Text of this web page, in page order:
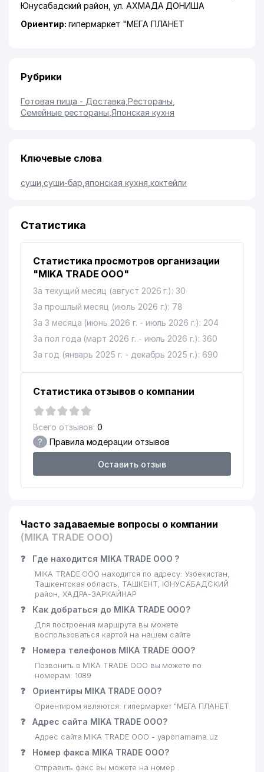
Юнусабадский район ,ул. АХМАДА ДОНИША
Ориентир: гипермаркет "МЕГА ПЛАНЕТ
Рубрики
Готовая пища - Доставка Рестораны
Семейные рестораны ,Японская кухня
Ключевые слова
суши суши-бар ,японская кухня коктейли
Статистика
Статистика просмотров организации
"MIKA TRADE ООО"
За текущий месяц (август 2026 г.): 30
За прошлый месяц (июль 2026 г.): 78
За 3 месяца (июнь 2026 г. - июль 2026 г.): 204
За пол года (март 2026 г. - июль 2026 г.): 360
За год (январь 2025 г. - декабрь 2025 г.): 690
Статистика отзывов о компании
Всего отзывов: 0
? Правила модерации отзывов
Оставить отзыв
Часто задаваемые вопросы о компании
(MIKA TRADE ООО)
❓ Где находится MIKA TRADE ООО ?
MIKA TRADE ООО находится по адресу: Узбекистан,
Ташкентская область, ТАШКЕНТ, ЮНУСАБАДСКИЙ
район, ХАДРА-ЗАРКАЙНАР
❓ Как добраться до MIKA TRADE ООО?
Для построения маршрута вы можете
воспользоваться картой на нашем сайте
❓ Номера телефонов MIKA TRADE ООО?
Позвонить в MIKA TRADE ООО вы можете по
номерам: 1089
❓ Ориентиры MIKA TRADE ООО?
Ориентиром являются: гипермаркет "МЕГА ПЛАНЕТ
❓ Адрес сайта MIKA TRADE ООО?
Адрес сайта MIKA TRADE ООО - yaponamama.uz
❓ Номер факса MIKA TRADE ООО?
Отправить факс вы можете на номер .